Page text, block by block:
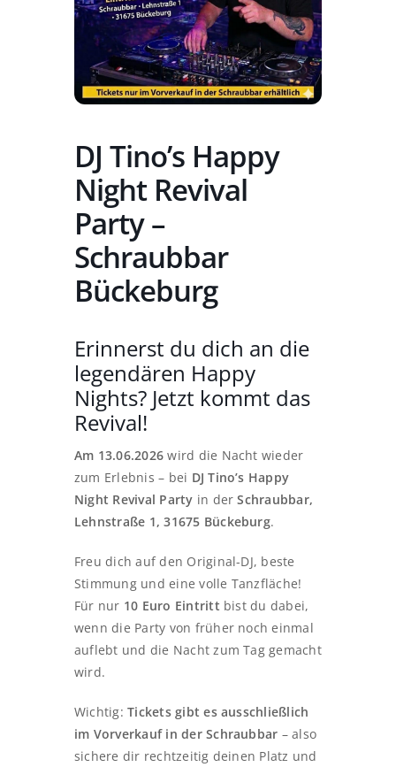
DJ Tino’s Happy
Night Revival
Party –
Schraubbar
Bückeburg
Erinnerst du dich an die
legendären Happy
Nights? Jetzt kommt das
Revival!
Am 13.06.2026 wird die Nacht wieder
zum Erlebnis – bei DJ Tino’s Happy
Night Revival Party in derSchraubbar,
Lehnstraße 1, 31675 Bückeburg.
Freu dich auf den Original-DJ, beste
Stimmung und eine volle Tanzfläche!
Für nur 10 Euro Eintritt bist du dabei,
wenn die Party von früher noch einmal
auflebt und die Nacht zum Tag gemacht
wird.
Wichtig:Tickets gibt es ausschließlich
im Vorverkauf in der Schraubbar – also
sichere dir rechtzeitig deinen Platz und